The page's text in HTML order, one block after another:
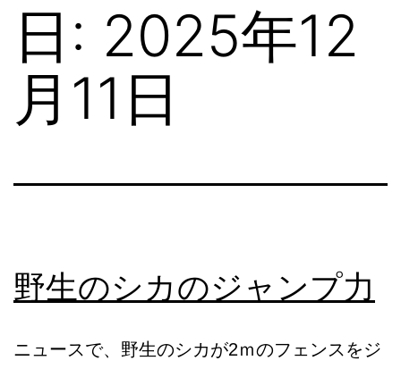
日: 2025年12
月11日
野生のシカのジャンプ力
ニュースで、野生のシカが2ｍのフェンスをジ